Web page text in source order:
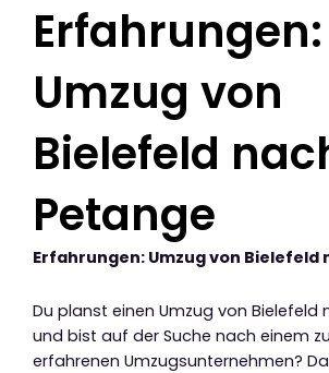
Erfahrungen:
Umzug von
Bielefeld
Petange
Erfahrungen: Umzug von Bielefeld
Du planst einen Umzug von Bielefeld
und bist auf der Suche nach einem
erfahrenen Umzugsunternehmen?